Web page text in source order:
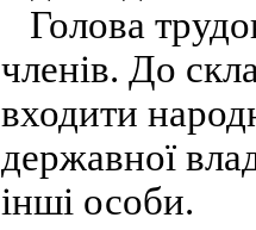
Голова
членів. До
входити
державної
інші особи.